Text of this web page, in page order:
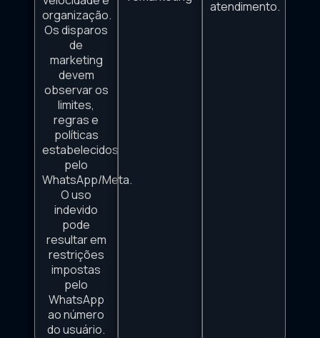
organização.
Os disparos
de
marketing
devem
observar os
limites,
regras e
políticas
estabelecidos
pelo
WhatsApp/Meta.
O uso
indevido
pode
resultar em
restrições
impostas
pelo
WhatsApp
ao número
do usuário.
atendimento.